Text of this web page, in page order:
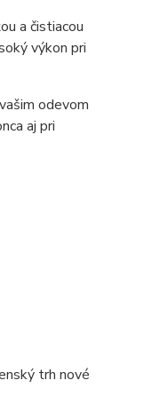
a čistiacou
výkon pri
odevom
aj pri
trh nové